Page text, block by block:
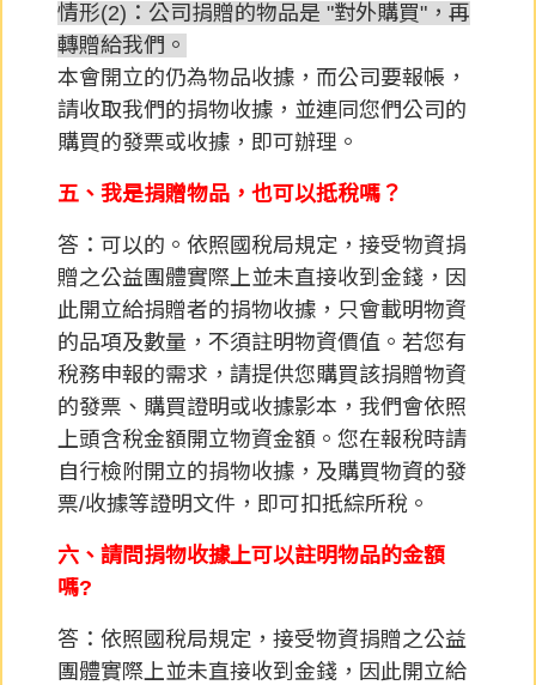
情形(2)：公司捐贈的物品是 "對外購買"，再
轉贈給我們。
本會開立的仍為物品收據，而公司要報帳，
請收取我們的捐物收據，並連同您們公司的
購買的發票或收據，即可辦理。
五、我是捐贈物品，也可以抵稅嗎？
答：可以的。依照國稅局規定，接受物資捐
贈之公益團體實際上並未直接收到金錢，因
此開立給捐贈者的捐物收據，只會載明物資
的品項及數量，不須註明物資價值。若您有
稅務申報的需求，請提供您購買該捐贈物資
的發票、購買證明或收據影本，我們會依照
上頭含稅金額開立物資金額。您在報稅時請
自行檢附開立的捐物收據，及購買物資的發
票/收據等證明文件，即可扣抵綜所稅。
六、請問捐物收據上可以註明物品的金額
嗎?
答：依照國稅局規定，接受物資捐贈之公益
團體實際上並未直接收到金錢，因此開立給